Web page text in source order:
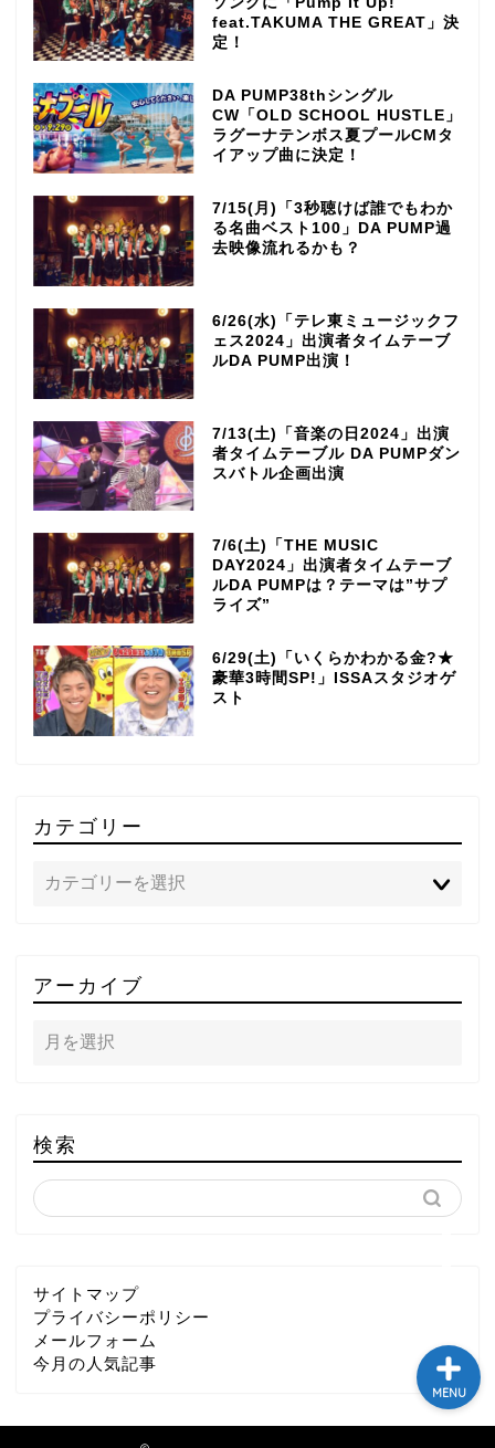
feat.TAKUMA THE GREAT」決
定！
DA PUMP38thシングル
CW「OLD SCHOOL HUSTLE」
ラグーナテンボス夏プールCMタ
イアップ曲に決定！
7/15(月)「3秒聴けば誰でもわか
る名曲ベスト100」DA PUMP過
去映像流れるかも？
6/26(水)「テレ東ミュージックフ
ェス2024」出演者タイムテーブ
ルDA PUMP出演！
7/13(土)「音楽の日2024」出演
者タイムテーブル DA PUMPダン
スバトル企画出演
7/6(土)「THE MUSIC
DAY2024」出演者タイムテーブ
ルDA PUMPは？テーマは”サプ
ライズ”
6/29(土)「いくらかわかる金?★
豪華3時間SP!」ISSAスタジオゲ
スト
カテゴリー
アーカイブ
検索
サイトマップ
プライバシーポリシー
メールフォーム
今月の人気記事
MENU
～DA PUMP YORIの晴れ
ばれラジオ～